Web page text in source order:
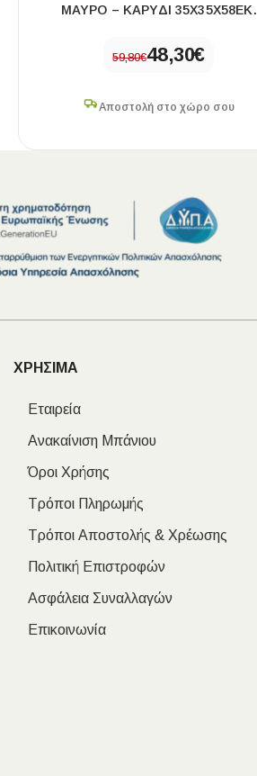
ΜΑΎΡΟ – ΚΑΡΥΔΊ 35X35X58ΕΚ.
59,80€48,30€
Αποστολή στο χώρο σου
ΧΡΗΣΙΜΑ
Εταιρεία
Ανακαίνιση Μπάνιου
Όροι Χρήσης
Τρόποι Πληρωμής
Τρόποι Αποστολής & Χρέωσης
Πολιτική Επιστροφών
Ασφάλεια Συναλλαγών
Επικοινωνία